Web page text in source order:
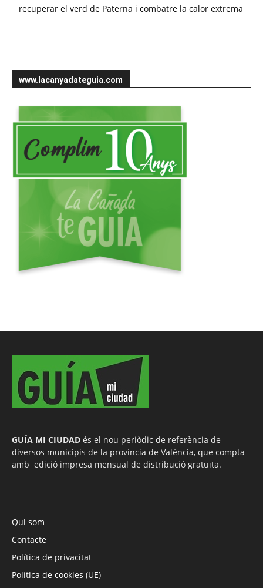
recuperar el verd de Paterna i combatre la calor extrema
www.lacanyadateguia.com
GUÍA MI CIUDAD és el nou periòdic de referència de
diversos municipis de la província de València, que compta
amb edició impresa mensual de distribució gratuïta.
Qui som
Contacte
Política de privacitat
Política de cookies (UE)